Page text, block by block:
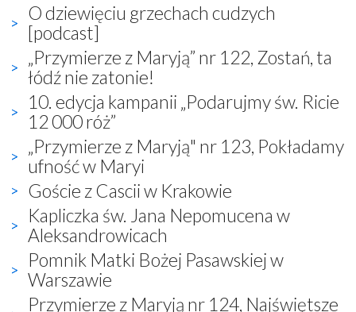
O dziewięciu grzechach cudzych
[podcast]
„Przymierze z Maryją” nr 122, Zostań, ta
łódź nie zatonie!
10. edycja kampanii „Podarujmy św. Ricie
12 000 róż”
„Przymierze z Maryją" nr 123, Pokładamy
ufność w Maryi
Goście z Cascii w Krakowie
Kapliczka św. Jana Nepomucena w
Aleksandrowicach
Pomnik Matki Bożej Pasawskiej w
Warszawie
Przymierze z Maryją nr 124, Najświętsze